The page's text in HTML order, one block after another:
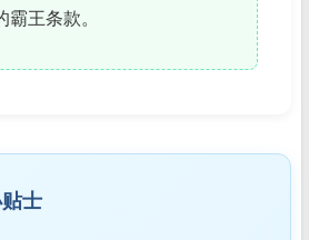
霸王条款。
士